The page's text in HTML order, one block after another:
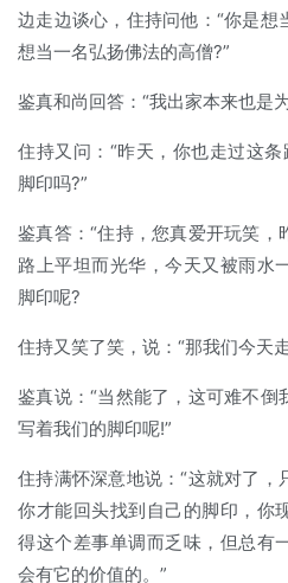
边走边谈心，住持问他：“你是想
想当一名弘扬佛法的高僧?”
鉴真和尚回答：“我出家本来也是
住持又问：“昨天，你也走过这
脚印吗?”
鉴真答：“住持，您真爱开玩笑，
路上平坦而光华，今天又被雨水
脚印呢?
住持又笑了笑，说：“那我们今天
鉴真说：“当然能了，这可难不倒
写着我们的脚印呢!”
住持满怀深意地说：“这就对了，
你才能回头找到自己的脚印，你
得这个差事单调而乏味，但总有
会有它的价值的。”